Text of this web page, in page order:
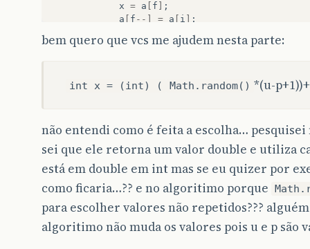
x = a f
;
a
f --] = a i
;
}
if p < f) ordena( ,p,f);
public static void main (String args[])
{
int
[] = 10
;
for(i= 0 ; i<vet.length;i++ )
vet[i]=Integer.parseInt(
bem quero que vcs me ajudem nesta parte:
int x = (int) ( Math.random() *(u-
não entendi como é feita a escolha…
sei que ele retorna um valor double e utiliza
está em double em int mas se eu quizer por
como ficaria…?? e no algoritimo porque
para escolher valores não repetidos???
algoritimo não muda os valores pois u e p são